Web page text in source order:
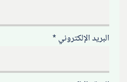
البريد الإلكتروني*